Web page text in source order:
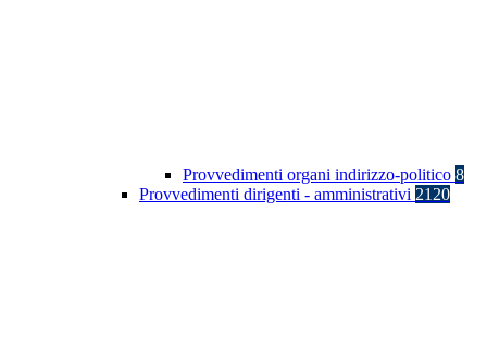
Provvedimenti organi indirizzo-politico 8
Provvedimenti dirigenti - amministrativi 2120